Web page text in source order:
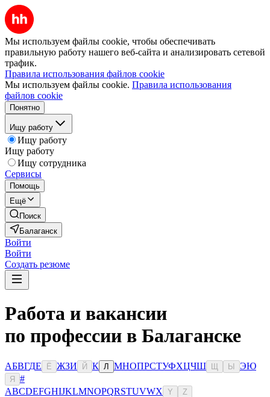
Мы используем файлы cookie, чтобы обеспечивать
правильную работу нашего веб-сайта и анализировать сетевой
трафик.
Правила использования файлов cookie
Мы используем файлы cookie. Правила использования
файлов cookie
Понятно
Ищу работу
Ищу работу
Ищу работу
Ищу сотрудника
Сервисы
Помощь
Ещё
Поиск
Балаганск
Войти
Войти
Создать резюме
Работа и вакансии
по профессии в Балаганске
АБВГДЕ Ё ЖЗИ Й К Л МНОПРСТУФХЦЧШ Ы ЭЮ
Я
#
ABCDEFGHIJKLMNOPQRSTUVWX Y Z